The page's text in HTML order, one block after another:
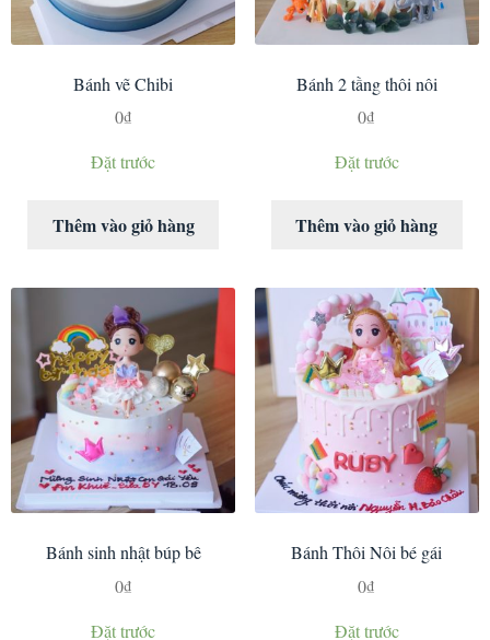
Bánh vẽ Chibi
0₫
Đặt trước
Thêm vào giỏ hàng
Bánh 2 tầng thôi nôi
0₫
Đặt trước
Thêm vào giỏ hàng
Bánh sinh nhật búp bê
0₫
Đặt trước
Bánh Thôi Nôi bé gái
0₫
Đặt trước